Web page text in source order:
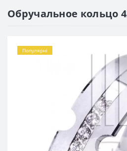
Обручальное кольцо
Популярні